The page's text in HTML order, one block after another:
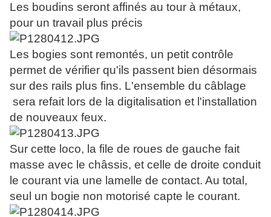
Les boudins seront affinés au tour à métaux,
pour un travail plus précis
Les bogies sont remontés, un petit contrôle
permet de vérifier qu'ils passent bien désormais
sur des rails plus fins. L'ensemble du câblage
sera refait lors de la digitalisation et l'installation
de nouveaux feux.
Sur cette loco, la file de roues de gauche fait
masse avec le châssis, et celle de droite conduit
le courant via une lamelle de contact. Au total,
seul un bogie non motorisé capte le courant.